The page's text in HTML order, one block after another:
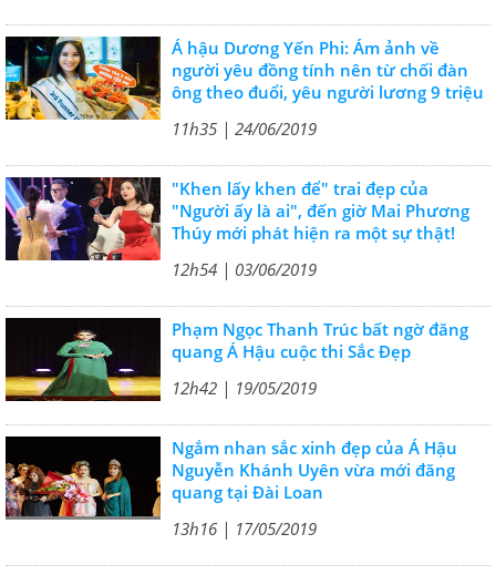
Á hậu Dương Yến Phi: Ám ảnh về
người yêu đồng tính nên từ chối đàn
ông theo đuổi, yêu người lương 9 triệu
11h35 | 24/06/2019
"Khen lấy khen để" trai đẹp của
"Người ấy là ai", đến giờ Mai Phương
Thúy mới phát hiện ra một sự thật!
12h54 | 03/06/2019
Phạm Ngọc Thanh Trúc bất ngờ đăng
quang Á Hậu cuộc thi Sắc Đẹp
12h42 | 19/05/2019
Ngắm nhan sắc xinh đẹp của Á Hậu
Nguyễn Khánh Uyên vừa mới đăng
quang tại Đài Loan
13h16 | 17/05/2019